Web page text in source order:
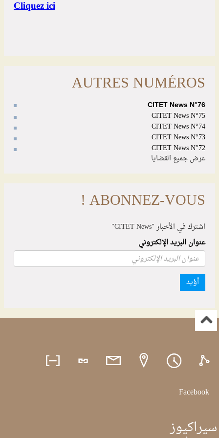
AUTRES NUMÉROS
CITET News N°76
CITET News N°75
CITET News N°74
CITET News N°73
CITET News N°72
عرض جميع القضايا
ABONNEZ-VOUS !
اشترك في الأخبار "CITET News"
عنوان البريد الإلكتروني
أؤيد
Facebook
سيراكيوز